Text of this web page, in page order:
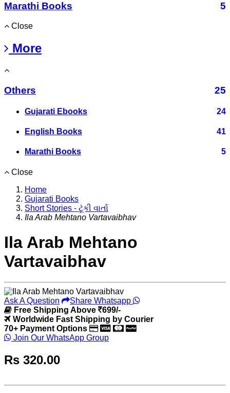
Marathi Books
5
Close
More
Others 25
Gujarati Ebooks 24
English Books 41
Marathi Books 5
Close
Home
Gujarati Books
Short Stories - ટૂંકી વાર્તા
Ila Arab Mehtano Vartavaibhav
Ila Arab Mehtano
Vartavaibhav
Ask A Question
Share Whatsapp
Free Shipping Above
699/-
Worldwide Fast Shipping by Courier
70+ Payment Options
Join Our WhatsApp Group
Rs 320.00